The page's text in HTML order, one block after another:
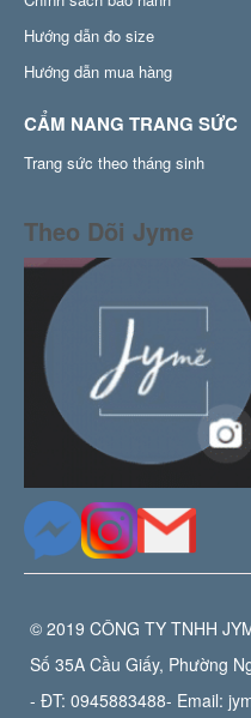
Hướng dẫn đo size
Hướng dẫn mua hàng
CẨM NANG TRANG SỨC
Trang sức theo tháng sinh
Theo Dõi Jyme
© 2019 CÔNG TY TNHH
Số 35A Cầu Giấy, Phường
- ĐT: 0945883488- Email: